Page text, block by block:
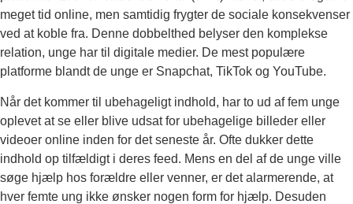
meget tid online, men samtidig frygter de sociale konsekvenser
ved at koble fra. Denne dobbelthed belyser den komplekse
relation, unge har til digitale medier. De mest populære
platforme blandt de unge er Snapchat, TikTok og YouTube.
Når det kommer til ubehageligt indhold, har to ud af fem unge
oplevet at se eller blive udsat for ubehagelige billeder eller
videoer online inden for det seneste år. Ofte dukker dette
indhold op tilfældigt i deres feed. Mens en del af de unge ville
søge hjælp hos forældre eller venner, er det alarmerende, at
hver femte ung ikke ønsker nogen form for hjælp. Desuden